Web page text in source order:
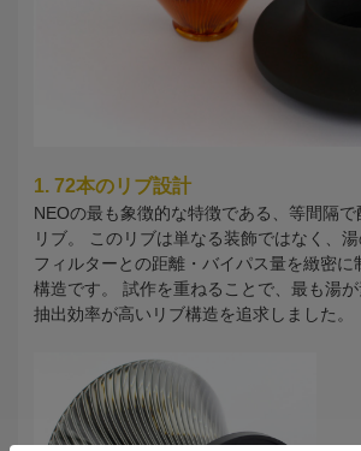
1. 72本のリブ設計
NEOの最も象徴的な特徴である、等間隔
リブ。 このリブは単なる装飾ではなく、
フィルターとの距離・バイパス量を緻密に
構造です。 試作を重ねることで、最も湯
抽出効率が高いリブ構造を追求しました。